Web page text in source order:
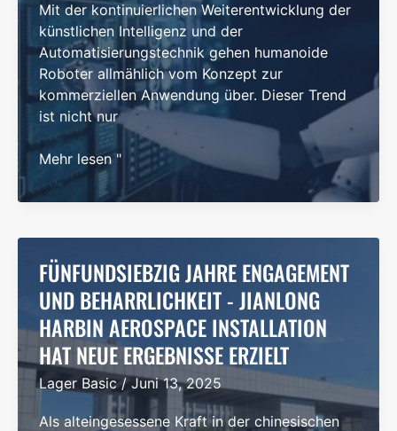
Mit der kontinuierlichen Weiterentwicklung der
künstlichen Intelligenz und der
Automatisierungstechnik gehen humanoide
Roboter allmählich vom Konzept zur
kommerziellen Anwendung über. Dieser Trend
ist nicht nur
Die
Lagerindustrie
neue
Möglichkeiten
für
die
Entwicklung
humanoider
Roboter
eröffnet
Mehr lesen "
FÜNFUNDSIEBZIG JAHRE ENGAGEMENT
UND BEHARRLICHKEIT - JIANLONG
HARBIN AEROSPACE INSTALLATION
HAT NEUE ERGEBNISSE ERZIELT
Lager Basic/Juni 13, 2025
Als alteingesessene Kraft in der chinesischen